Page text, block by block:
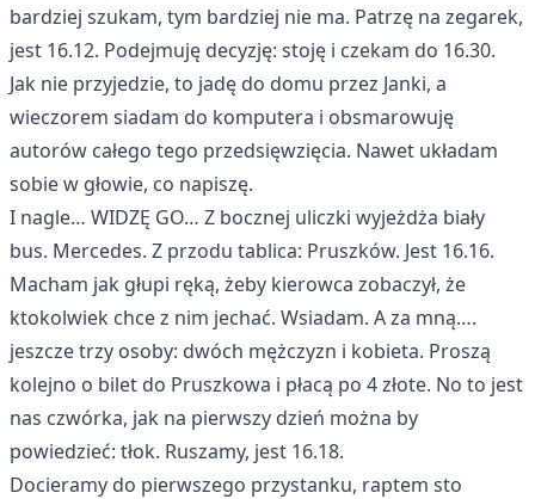
bardziej szukam, tym bardziej nie ma. Patrzę na zegarek,
jest 16.12. Podejmuję decyzję: stoję i czekam do 16.30.
Jak nie przyjedzie, to jadę do domu przez Janki, a
wieczorem siadam do komputera i obsmarowuję
autorów całego tego przedsięwzięcia. Nawet układam
sobie w głowie, co napiszę.
I nagle… WIDZĘ GO… Z bocznej uliczki wyjeżdża biały
bus. Mercedes. Z przodu tablica: Pruszków. Jest 16.16.
Macham jak głupi ręką, żeby kierowca zobaczył, że
ktokolwiek chce z nim jechać. Wsiadam. A za mną….
jeszcze trzy osoby: dwóch mężczyzn i kobieta. Proszą
kolejno o bilet do Pruszkowa i płacą po 4 złote. No to jest
nas czwórka, jak na pierwszy dzień można by
powiedzieć: tłok. Ruszamy, jest 16.18.
Docieramy do pierwszego przystanku, raptem sto